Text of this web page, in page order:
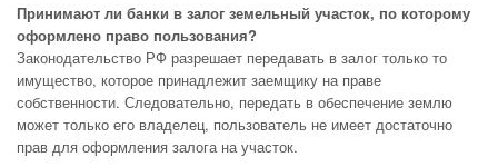
Принимают ли банки в залог земельный участок, по которому
оформлено право пользования?
Законодательство РФ разрешает передавать в залог только то
имущество, которое принадлежит заемщику на праве
собственности. Следовательно, передать в обеспечение землю
может только его владелец, пользователь не имеет достаточно
прав для оформления залога на участок.